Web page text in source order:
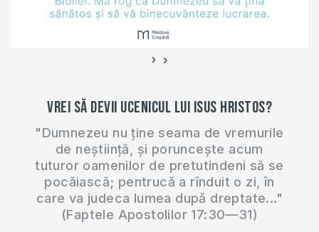
‹ ›
Vrei să devii ucenicul lui Isus Hristos?
"Dumnezeu nu ține seama de vremurile
de neștiință, și poruncește acum
tuturor oamenilor de pretutindeni să se
pocăiască; pentrucă a rînduit o zi, în
care va judeca lumea după dreptate..."
(Faptele Apostolilor 17:30—31)